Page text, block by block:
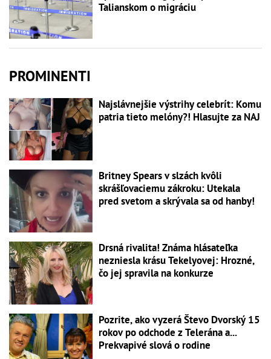
Talianskom o migráciu
PROMINENTI
Najslávnejšie výstrihy celebrít: Komu
patria tieto melóny?! Hlasujte za NAJ
Britney Spears v slzách kvôli
skrášľovaciemu zákroku: Utekala
pred svetom a skrývala sa od hanby!
Drsná rivalita! Známa hlásateľka
nezniesla krásu Tekelyovej: Hrozné,
čo jej spravila na konkurze
Pozrite, ako vyzerá Števo Dvorský 15
rokov po odchode z Telerána a...
Prekvapivé slová o rodine